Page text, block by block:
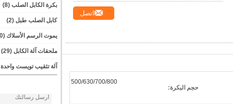
بكرة الكابل الصلب (8)
كابل الصلب طبل (2)
يموت الرسم الأسلاك (10)
ملحقات آلة الكابل (29)
آلة تثقيب تويست واحدة
اتصل
حجم البكرة:
500/630/700/800